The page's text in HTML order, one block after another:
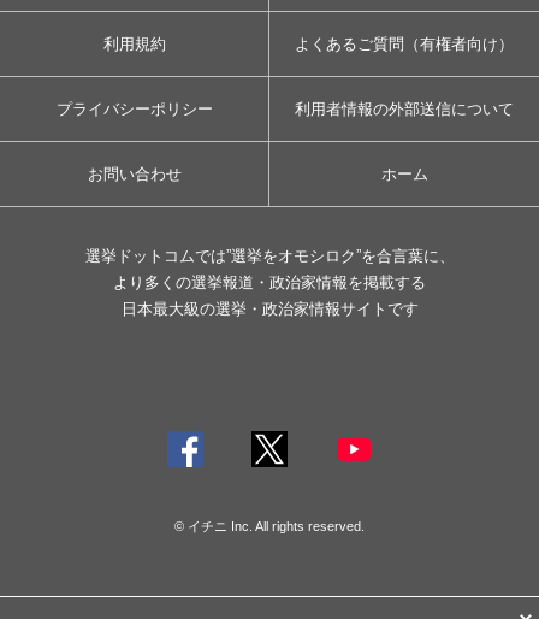
利用規約 よくあるご質問（有権者向け）
プライバシーポリシー 利用者情報の外部送信について
お問い合わせ ホーム
選挙ドットコムでは”選挙をオモシロク”を合言葉に、
より多くの選挙報道・政治家情報を掲載する
日本最大級の選挙・政治家情報サイトです
© イチニ Inc. All rights reserved.